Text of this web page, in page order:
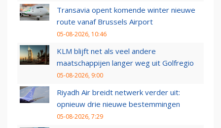
Transavia opent komende winter nieuwe
route vanaf Brussels Airport
05-08-2026, 10:46
KLM blijft net als veel andere
maatschappijen langer weg uit Golfregio
05-08-2026, 9:00
Riyadh Air breidt netwerk verder uit:
opnieuw drie nieuwe bestemmingen
05-08-2026, 7:29